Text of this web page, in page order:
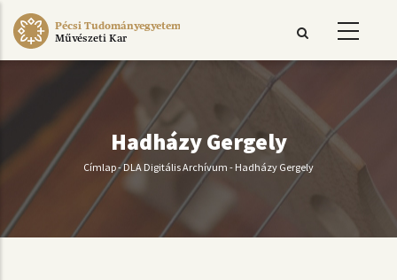
Ugrás
Pécsi Tudományegyetem
Művészeti Kar
Hadházy Gergely
Morzsa
Címlap- DLA Digitális Archívum - Hadházy Gergely